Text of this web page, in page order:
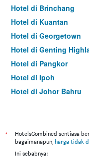
Hotel di Brinchang
Hotel di Kuantan
Hotel di Georgetown
Hotel di Genting
Hotel di Pangkor
Hotel di Ipoh
Hotel di Johor Bahru
Hotel di Kuching
Hotel di Tokyo
*
HotelsCombined sentiasa
bagaimanapun, harga tidak
Ini sebabnya: